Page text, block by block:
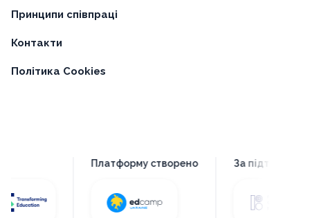
Принципи співпраці
Контакти
Політика Cookies
Платформу створено За підтримки